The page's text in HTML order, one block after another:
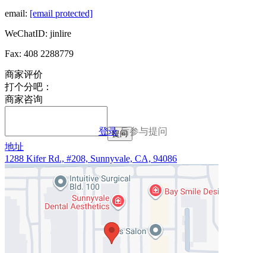
email: [email protected]
WeChatID: jinlire
Fax: 408 2288779
商家评价
打个分吧：
商家咨询
登录后参与提问
提问
地址
1288 Kifer Rd., #208, Sunnyvale, CA, 94086